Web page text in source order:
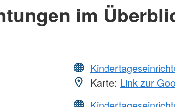
im
Karte: Link zur